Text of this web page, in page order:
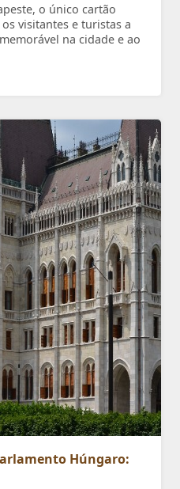
o único cartão
visitantes e turistas a
na cidade e ao
Húngaro: